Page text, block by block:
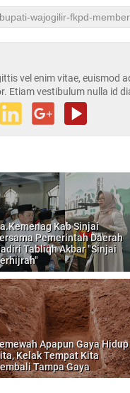
vel enim vitae, euismod
Etiam vestibulum nulla id
Kab Sinjai
Pemerintah Daerah
Tabliqh Akbar "Sinjai
Apapun Gaya Hidup
Kelak Tempat Kita
Tampa Gaya